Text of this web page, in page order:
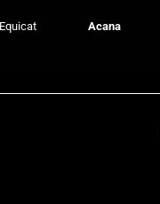
Equicat Acana